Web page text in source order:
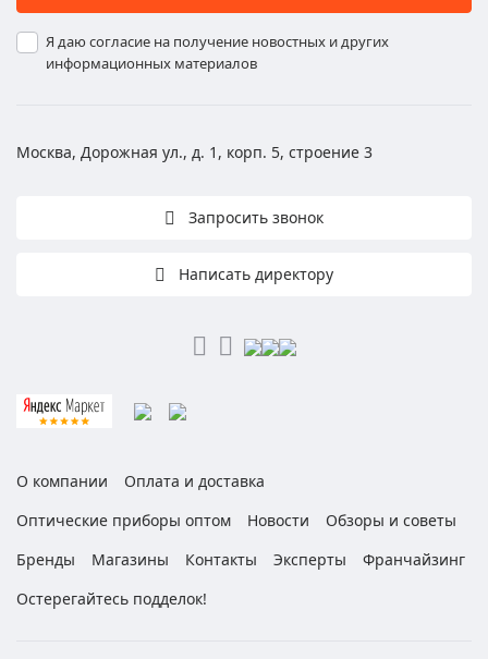
Я даю согласие на получение новостных и других
информационных материалов
Москва, Дорожная ул., д. 1, корп. 5, строение 3
Запросить звонок
Написать директору
О компании
Оплата и доставка
Оптические приборы оптом
Новости
Обзоры и советы
Бренды
Магазины Контакты Эксперты
Франчайзинг
Остерегайтесь подделок!